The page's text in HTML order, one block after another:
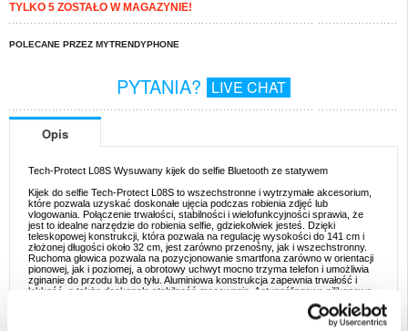
TYLKO 5 ZOSTAŁO W MAGAZYNIE!
POLECANE PRZEZ MYTRENDYPHONE
PYTANIA? LIVE CHAT
Opis
Tech-Protect L08S Wysuwany kijek do selfie Bluetooth ze statywem
Kijek do selfie Tech-Protect L08S to wszechstronne i wytrzymałe akcesorium,
które pozwala uzyskać doskonałe ujęcia podczas robienia zdjęć lub
vlogowania. Połączenie trwałości, stabilności i wielofunkcyjności sprawia, że
jest to idealne narzędzie do robienia selfie, gdziekolwiek jesteś. Dzięki
teleskopowej konstrukcji, która pozwala na regulację wysokości do 141 cm i
złożonej długości około 32 cm, jest zarówno przenośny, jak i wszechstronny.
Ruchoma głowica pozwala na pozycjonowanie smartfona zarówno w orientacji
pionowej, jak i poziomej, a obrotowy uchwyt mocno trzyma telefon i umożliwia
zginanie do przodu lub do tyłu. Aluminiowa konstrukcja zapewnia trwałość i
lekkość, a także doskonałą stabilność mocowania. Antypoślizgowe silikonowe
podkładki na łapkach uchwytu i spodzie nóżek zapewniają stabilność na każdej
powierzchni. Dodatkowo, w zestawie znajduje się praktyczny pilot Bluetooth o
zasięgu do 15 metrów, mocowany do statywu dla dodatkowej wygody.